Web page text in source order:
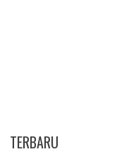
TERBARU